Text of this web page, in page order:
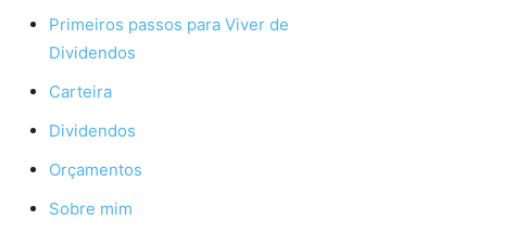
Primeiros passos para Viver de
Dividendos
Carteira
Dividendos
Orçamentos
Sobre mim